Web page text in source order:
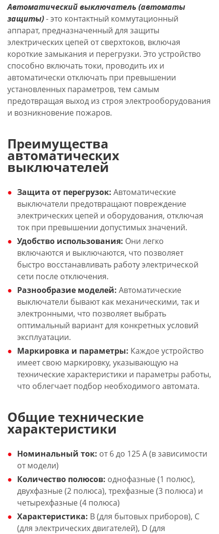
Автоматический выключатель (автоматы
защиты)- это контактный коммутационный
аппарат, предназначенный для защиты
электрических цепей от сверхтоков, включая
короткие замыкания и перегрузки. Это устройство
способно включать токи, проводить их и
автоматически отключать при превышении
установленных параметров, тем самым
предотвращая выход из строя электрооборудования
и возникновение пожаров.
Преимущества
автоматических
выключателей
Защита от перегрузок: Автоматические
выключатели предотвращают повреждение
электрических цепей и оборудования, отключая
ток при превышении допустимых значений.
Удобство использования: Они легко
включаются и выключаются, что позволяет
быстро восстанавливать работу электрической
сети после отключения.
Разнообразие моделей: Автоматические
выключатели бывают как механическими, так и
электронными, что позволяет выбрать
оптимальный вариант для конкретных условий
эксплуатации.
Маркировка и параметры: Каждое устройство
имеет свою маркировку, указывающую на
технические характеристики и параметры работы,
что облегчает подбор необходимого автомата.
Общие технические
характеристики
Номинальный ток: от 6 до 125 А (в зависимости
от модели)
Количество полюсов: однофазные (1 полюс),
двухфазные (2 полюса), трехфазные (3 полюса) и
четырехфазные (4 полюса)
Характеристика: B (для бытовых приборов), C
(для электрических двигателей), D (для